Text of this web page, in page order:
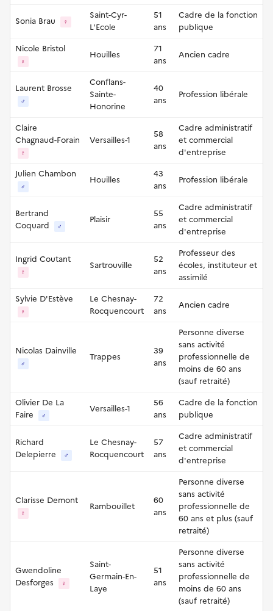
Sonia Brau ♀
Saint-Cyr-
L'Ecole
51
ans
Cadre de la fonction
publique
Nicole Bristol
♀
Houilles
71
ans
Ancien cadre
Laurent Brosse
♂
Conflans-
Sainte-
Honorine
40
ans
Profession libérale
Claire
Chagnaud-Forain
♀
Versailles-1
58
ans
Cadre administratif
et commercial
d'entreprise
Julien Chambon
♂
Houilles
43
ans
Profession libérale
Bertrand
Coquard
♂
Plaisir
55
ans
Cadre administratif
et commercial
d'entreprise
Ingrid Coutant
♀
Sartrouville
52
ans
Professeur des
écoles, instituteur et
assimilé
Sylvie D'Estève
♀
Le Chesnay-
Rocquencourt
72
ans
Ancien cadre
Nicolas Dainville
♂
Trappes
39
ans
Personne diverse
sans activité
professionnelle de
moins de 60 ans
(sauf retraité)
Olivier De La
Faire
♂
Versailles-1
56
ans
Cadre de la fonction
publique
Richard
Delepierre
♂
Le Chesnay-
Rocquencourt
57
ans
Cadre administratif
et commercial
d'entreprise
Clarisse Demont
♀
Rambouillet
60
ans
Personne diverse
sans activité
professionnelle de
60 ans et plus (sauf
retraité)
Gwendoline
Desforges
♀
Saint-
Germain-En-
Laye
51
ans
Personne diverse
sans activité
professionnelle de
moins de 60 ans
(sauf retraité)